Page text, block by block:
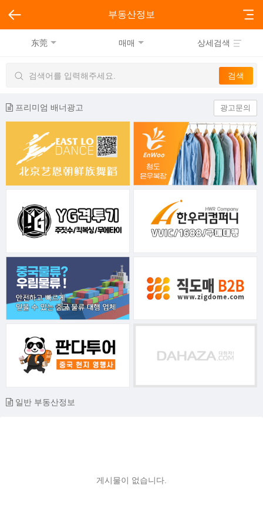
부동산정보
东莞 매매 상세검색
프리미엄 배너광고 광고문의
일반 부동산정보
게시물이 없습니다.